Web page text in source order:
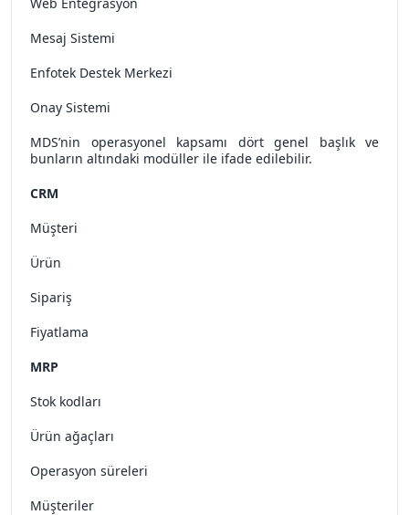
Mesaj Sistemi
Enfotek Destek Merkezi
Onay Sistemi
MDS’nin operasyonel kapsamı dört genel başlık ve
bunların altındaki modüller ile ifade edilebilir.
CRM
Müşteri
Ürün
Sipariş
Fiyatlama
MRP
Stok kodları
Ürün ağaçları
Operasyon süreleri
Müşteriler